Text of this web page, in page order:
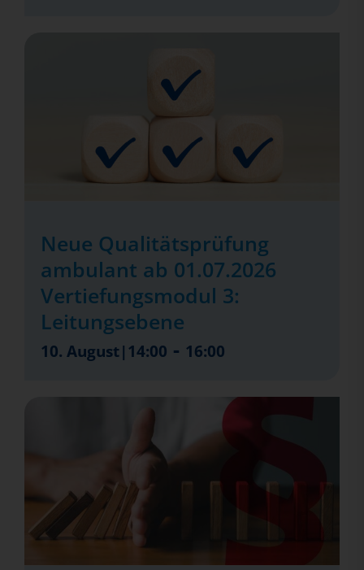
Neue Qualitätsprüfung
ambulant ab 01.07.2026
Vertiefungsmodul 3:
Leitungsebene
10. August|14:00 - 16:00